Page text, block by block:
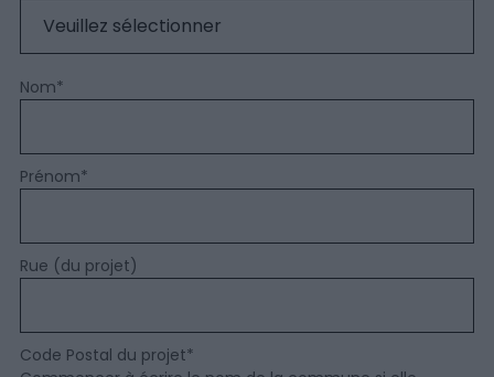
Nom*
Prénom*
Rue (du projet)
Code Postal du projet*